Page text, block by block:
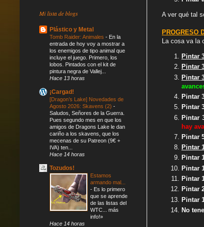
A ver qué tal
PROGRESO
La cosa va
Pintar
Pintar
Pintar
Pintar
Pintar
Pintar
hay
Pintar
Pintar
Pintar
Pintar
Pintar
Pintar
Pintar
No
Mi lista de blogs
Plástico y Metal
Tomb Raider: Animales - En la
entrada de hoy voy a mostrar a
los enemigos de tipo animal que
incluye el juego. Primero, los
lobos. Pintados con el kit de
pintura negra de Vallej...
Hace 13 horas
¡Cargad!
[Dragon’s Lake] Novedades de
Agosto 2026: Skavens (2) -
Saludos, Señores de la Guerra.
Pues segundo mes en que los
amigos de Dragons Lake le dan
cariño a los skavens, que los
mecenas de su Patreon (9€ +
IVA) ten...
Hace 14 horas
Tozudos!
Estamos
armando mal...
- Es lo primero
que se aprende
de las listas del
WTC... más
info!»
Hace 14 horas